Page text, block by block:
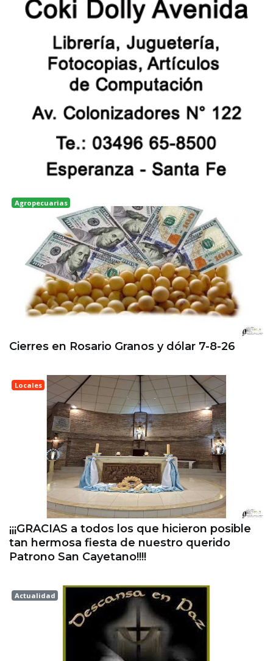
Agropecuarias
Cierres en Rosario Granos y dólar 7-8-26
Locales
Esperanza
¡¡¡GRACIAS a todos los que hicieron posible
tan hermosa fiesta de nuestro querido
Patrono San Cayetano!!!!
Actualidad